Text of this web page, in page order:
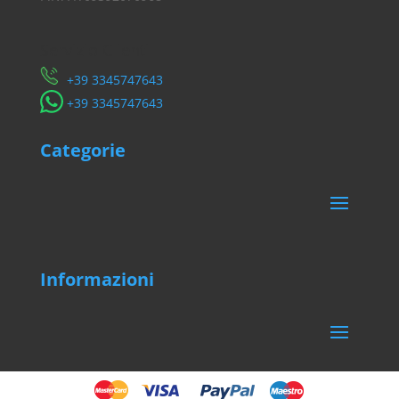
​+39 3345747643
​+39 3345747643
Categorie
Informazioni